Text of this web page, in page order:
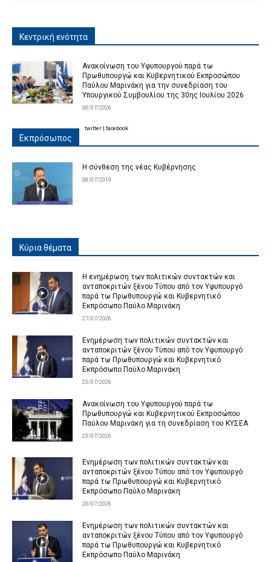
Κεντρική ενότητα
Ανακοίνωση του Υφυπουργού παρά τω
Πρωθυπουργώ και Κυβερνητικού Εκπροσώπου
Παύλου Μαρινάκη για την συνεδρίαση του
Υπουργικού Συμβουλίου της 30ης Ιουλίου 2026
30/07/2026
Εκπρόσωπος
Η σύνθεση της νέας Κυβέρνησης
08/07/2019
twitter facebook
Κύρια θέματα
Η ενημέρωση των πολιτικών συντακτών και
ανταποκριτών ξένου Τύπου από τον Υφυπουργό
παρά τω Πρωθυπουργώ και Κυβερνητικό
Εκπρόσωπο Παύλο Μαρινάκη
27/07/2026
Ενημέρωση των πολιτικών συντακτών και
ανταποκριτών ξένου Τύπου από τον Υφυπουργό
παρά τω Πρωθυπουργώ και Κυβερνητικό
Εκπρόσωπο Παύλο Μαρινάκη
23/07/2026
Ανακοίνωση του Υφυπουργού παρά τω
Πρωθυπουργώ και Κυβερνητικού Εκπροσώπου
Παύλου Μαρινάκη για τη συνεδρίαση του ΚΥΣΕΑ
23/07/2026
Ενημέρωση των πολιτικών συντακτών και
ανταποκριτών ξένου Τύπου από τον Υφυπουργό
παρά τω Πρωθυπουργώ και Κυβερνητικό
Εκπρόσωπο Παύλο Μαρινάκη
20/07/2026
Ενημέρωση των πολιτικών συντακτών και
ανταποκριτών ξένου Τύπου από τον Υφυπουργό
παρά τω Πρωθυπουργώ και Κυβερνητικό
Εκπρόσωπο Παύλο Μαρινάκη